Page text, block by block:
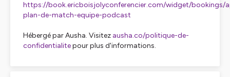
https://book.ericboisjolyconferencier.com/widget/bookings/
plan-de-match-equipe-podcast
Hébergé par Ausha. Visitez ausha.co/politique-de-
confidentialitepour plus d'informations.